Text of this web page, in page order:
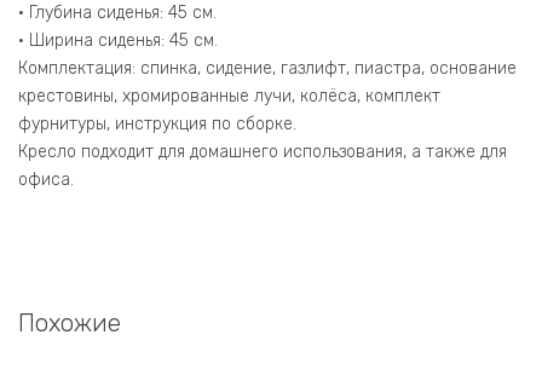
• Глубина сиденья: 45 см.
• Ширина сиденья: 45 см.
Комплектация: спинка, сидение, газлифт, пиастра, основание
крестовины, хромированные лучи, колёса, комплект
фурнитуры, инструкция по сборке.
Кресло подходит для домашнего использования, а также для
офиса.
Похожие